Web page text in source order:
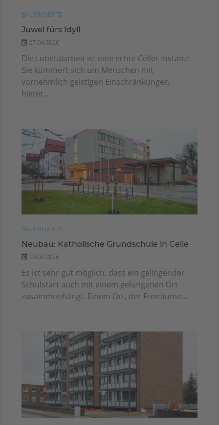
BAUPROJEKTE
Juwel fürs Idyll
27.04.2026
Die Lobetalarbeit ist eine echte Celler Instanz:
Sie kümmert sich um Menschen mit
vornehmlich geistigen Einschränkungen,
bietet...
BAUPROJEKTE
Neubau: Katholische Grundschule in Celle
19.02.2026
Es ist sehr gut möglich, dass ein gelingender
Schulstart auch mit einem gelungenen Ort
zusammenhängt. Einem Ort, der Freiräume...